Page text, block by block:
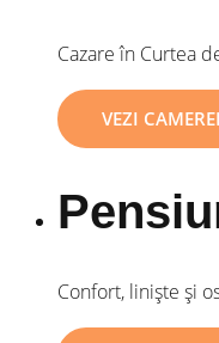
Cazare în Curtea
VEZI
Confort, liniște și